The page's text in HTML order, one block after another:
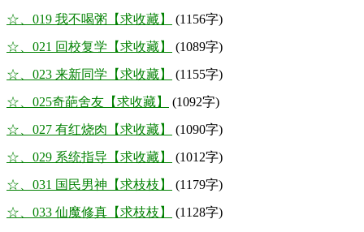
☆、019 我不喝粥【求收藏】
(1156字)
☆、021 回校复学【求收藏】
(1089字)
☆、023 来新同学【求收藏】
(1155字)
☆、025奇葩舍友【求收藏】
(1092字)
☆、027 有红烧肉【求收藏】
(1090字)
☆、029 系统指导【求收藏】
(1012字)
☆、031 国民男神【求枝枝】
(1179字)
☆、033 仙魔修真【求枝枝】
(1128字)